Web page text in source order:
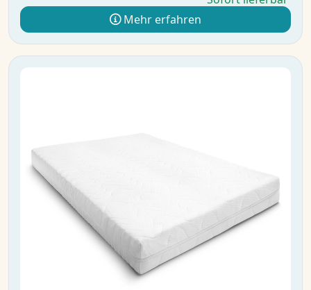
Mehr erfahren